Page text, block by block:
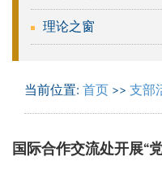
理论之窗
当前位置: 首页 >> 支部
国际合作交流处开展“